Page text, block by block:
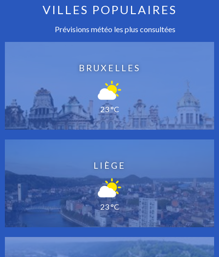
VILLES POPULAIRES
Prévisions météo les plus consultées
BRUXELLES
23 °C
LIÈGE
23 °C